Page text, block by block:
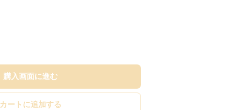
購入画面に進む
カートに追加する